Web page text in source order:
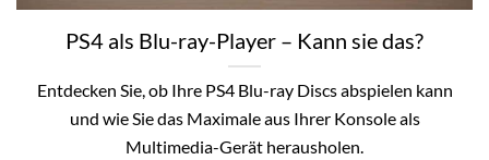
PS4 als Blu-ray-Player – Kann sie das?
Entdecken Sie, ob Ihre PS4 Blu-ray Discs abspielen kann
und wie Sie das Maximale aus Ihrer Konsole als
Multimedia-Gerät herausholen.